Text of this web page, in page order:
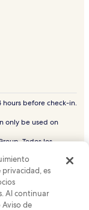
hours before check-in.
only be used on
Todos los
comerciales o
CST# 2029030-50.
privacidad, es
Al continuar
de